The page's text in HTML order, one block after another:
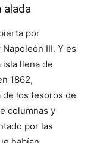
alada
por
III. Y es
isla llena de
1862,
de los tesoros de
columnas y
por las